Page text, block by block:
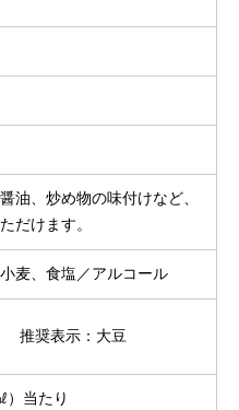
油、炒め物の味付けなど、
だけます。
麦、食塩／アルコール
推奨表示：大豆
）当たり